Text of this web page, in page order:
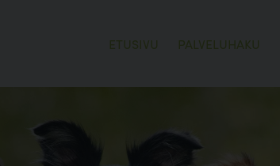
ETUSIVU PALVELUHAKU